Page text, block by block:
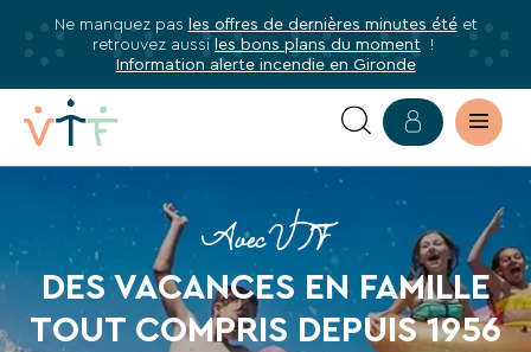
Ne manquez pas les offres de dernières minutes étéet
retrouvez aussiles bons plans du moment !
Information alerte incendie en Gironde
VILLAGE
VACANCES
EN
Avec VTF
DES VACANCES EN FAMILLE
TOUT COMPRIS DEPUIS 1956
We
need
your
consent
to load
the
Youtube
Abonnez-
vous
notre
newsletter
Abonnez-
vous
pour